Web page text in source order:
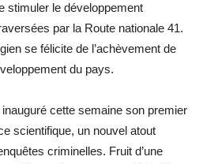
stimuler le développement
par la Route nationale 41.
se félicite de l’achèvement de
du pays.
cette semaine son premier
scientifique, un nouvel atout
criminelles. Fruit d’une